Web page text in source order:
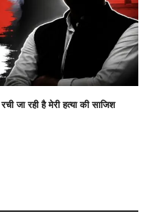
जा रही है मेरी हत्या की साजिश